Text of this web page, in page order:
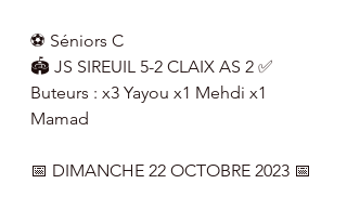
⚽️ Séniors C
🏟 JS SIREUIL 5-2 CLAIX AS 2 ✅
Buteurs : x3 Yayou x1 Mehdi x1
Mamad
📅 DIMANCHE 22 OCTOBRE 2023 📅